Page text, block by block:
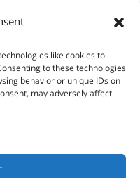
like cookies to
to these technologies
behavior or unique IDs on
may adversely affect